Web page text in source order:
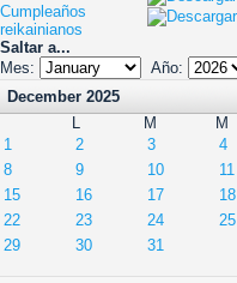
Cumpleaños
reikainianos
Saltar a...
Mes:
Año:
December 2025
L
M M
1
2 3 4
8
9 10 11
15
16 17 18
22
23 24 25
29
30 31